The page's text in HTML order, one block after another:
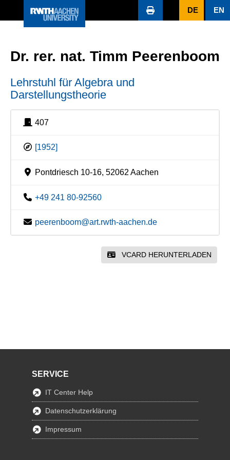
DE EN
Dr. rer. nat. Timm Peerenboom
Lehrstuhl für Algebra und
Darstellungstheorie
407
[1952]
Pontdriesch 10-16, 52062 Aachen
+49 241 80-92560
peerenboom@art.rwth-aachen.de
VCARD HERUNTERLADEN
SERVICE
IT Center Help
Datenschutzerklärung
Impressum